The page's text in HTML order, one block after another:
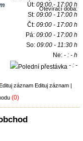
Otevírací doba:
Út:09:00 - 17:00 h
St:09:00 - 17:00 h
Čt:09:00 - 17:00 h
Pá:09:00 - 17:00 h
So:09:00 - 11:30 h
Ne:- : - h
- : -
Edituj záznam|
(0)